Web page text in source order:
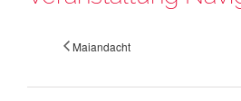
Maiandacht